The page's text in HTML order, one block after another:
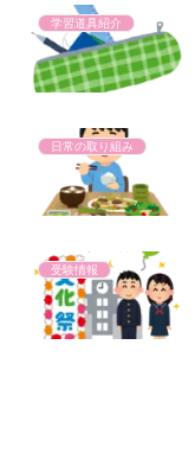
学習道具紹介
日常の取り組み
受験情報